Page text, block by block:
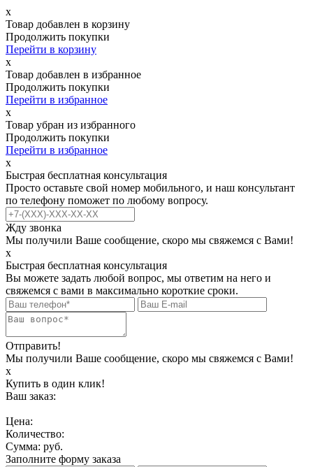
х
Товар добавлен в корзину
Продолжить покупки
Перейти в корзину
х
Товар добавлен в избранное
Продолжить покупки
Перейти в избранное
х
Товар убран из избранного
Продолжить покупки
Перейти в избранное
х
Быстрая бесплатная консультация
Просто оставьте свой номер мобильного, и наш консультант
по телефону поможет по любому вопросу.
Жду звонка
Мы получили Ваше сообщение, скоро мы свяжемся с Вами!
х
Быстрая бесплатная консультация
Вы можете задать любой вопрос, мы ответим на него и
свяжемся с вами в максимально короткие сроки.
Отправить!
Мы получили Ваше сообщение, скоро мы свяжемся с Вами!
х
Купить в один клик!
Ваш заказ:
Цена:
Количество:
Сумма: руб.
Заполните форму заказа